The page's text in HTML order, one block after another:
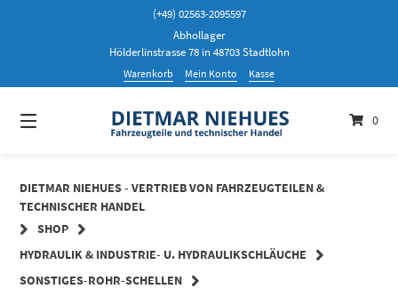
(+49) 02563-2095597
Abhollager
Hölderlinstrasse 78 in 48703 Stadtlohn
Warenkorb Mein Konto Kasse
0
DIETMAR NIEHUES - VERTRIEB VON FAHRZEUGTEILEN &
TECHNISCHER HANDEL
SHOP
HYDRAULIK & INDUSTRIE- U. HYDRAULIKSCHLÄUCHE
SONSTIGES-ROHR-SCHELLEN